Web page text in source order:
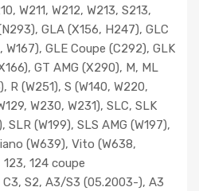
W211, W212, W213, S213,
GLA (X156, H247), GLC
W167), GLE Coupe (C292), GLK
GT AMG (X290), M, ML
R (W251), S (W140, W220,
W230, W231), SLC, SLK
SLR (W199), SLS AMG (W197),
(W639), Vito (W638,
124 coupe
S2, A3/S3 (05.2003-), A3